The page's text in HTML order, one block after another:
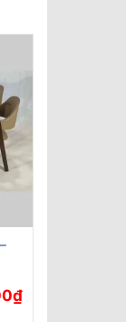
₫Giá
hiện